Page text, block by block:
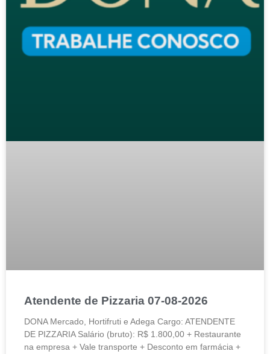
Atendente de Pizzaria 07-08-2026
DONA Mercado, Hortifruti e Adega Cargo: ATENDENTE
DE PIZZARIA Salário (bruto): R$ 1.800,00 + Restaurante
na empresa + Vale transporte + Desconto em farmácia +